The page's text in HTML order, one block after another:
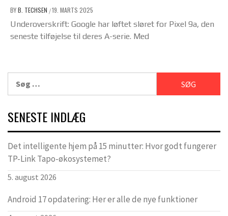
BYB. TECHSEN /19. MARTS 2025
Underoverskrift: Google har løftet sløret for Pixel 9a, den
seneste tilføjelse til deres A-serie. Med
efter:
SENESTE INDLÆG
Det intelligente hjem på 15 minutter: Hvor godt fungerer
TP-Link Tapo-økosystemet?
5. august 2026
Android 17 opdatering: Her er alle de nye funktioner